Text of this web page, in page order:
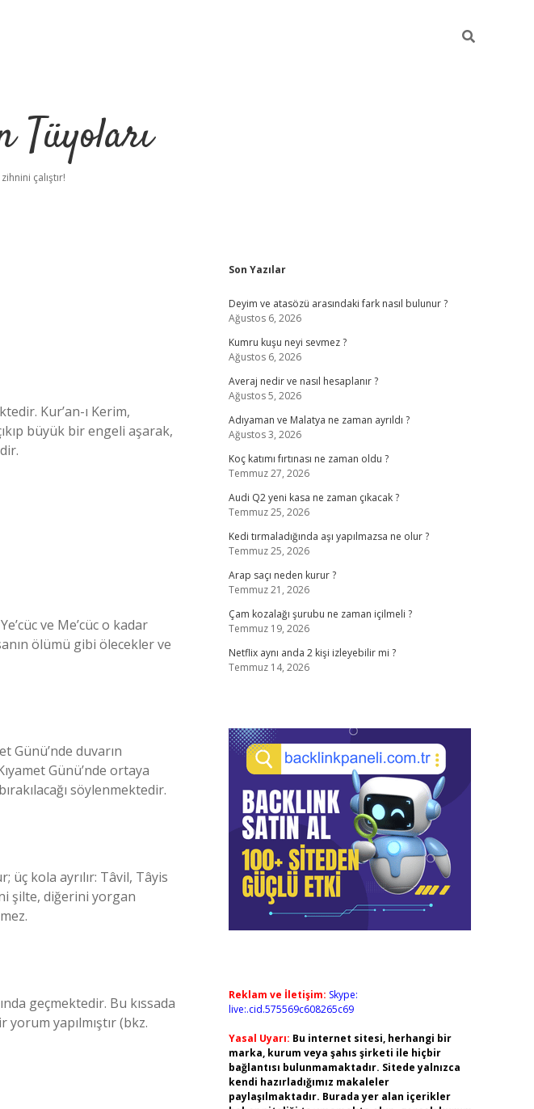
Tüyoları
çalıştır!
Kur’an-ı Kerim,
büyük bir engeli aşarak,
ve Me’cüc o kadar
ölümü gibi ölecekler ve
Günü’nde duvarın
Günü’nde ortaya
söylenmektedir.
üç kola ayrılır: Tâvil, Tâyis
şilte, diğerini yorgan
geçmektedir. Bu kıssada
yapılmıştır (bkz.
Sidebar
Son Yazılar
Deyim ve atasözü arasındaki fark nasıl bulunur ?
Ağustos 6, 2026
Kumru kuşu neyi sevmez ?
Ağustos 6, 2026
Averaj nedir ve nasıl hesaplanır ?
Ağustos 5, 2026
Adıyaman ve Malatya ne zaman ayrıldı ?
Ağustos 3, 2026
Koç katımı fırtınası ne zaman oldu ?
Temmuz 27, 2026
Audi Q2 yeni kasa ne zaman çıkacak ?
Temmuz 25, 2026
Kedi tırmaladığında aşı yapılmazsa ne olur ?
Temmuz 25, 2026
Arap saçı neden kurur ?
Temmuz 21, 2026
Çam kozalağı şurubu ne zaman içilmeli ?
Temmuz 19, 2026
Netflix aynı anda 2 kişi izleyebilir mi ?
Temmuz 14, 2026
Reklam ve İletişim: Skype:
live:.cid.575569c608265c69
Yasal Uyarı: Bu internet sitesi, herhangi bir
marka, kurum veya şahıs şirketi ile hiçbir
bağlantısı bulunmamaktadır. Sitede yalnızca
kendi hazırladığımız makaleler
paylaşılmaktadır. Burada yer alan içerikler
vdcasino sitesigrandoperabet giriş